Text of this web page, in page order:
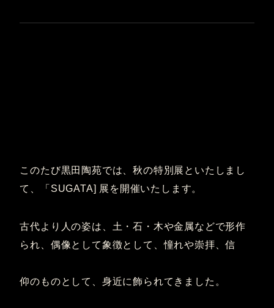
このたび黒田陶苑では、秋の特別展といたしまし
て、「SUGATA] 展を開催いたします。
古代より人の姿は、土・石・木や金属などで形作
られ、偶像として象徴として、憧れや崇拝、信
仰のものとして、身近に飾られてきました。